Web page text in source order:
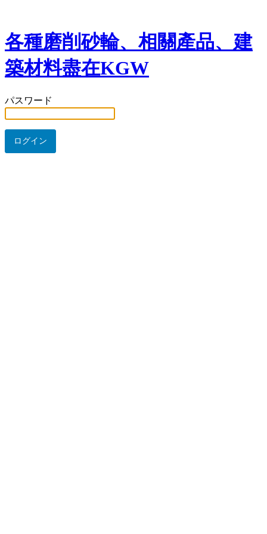
各種磨削砂輪、相關產品、建
築材料盡在KGW
パスワード